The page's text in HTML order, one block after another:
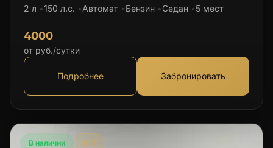
2 л 150 л.с. Автомат Бензин Седан 5 мест
4000
от руб./сутки
Подробнее Забронировать
В наличии ХИТ